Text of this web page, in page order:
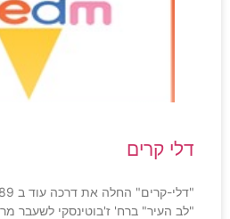
דלי קרים
"לב העיר" ברח' ז'בוטינסקי לשעבר